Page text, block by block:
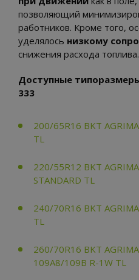
позволяющий
работников. Кроме того,
уделялось низкому
снижения расхода топлива.
Доступные
333
200/65R16 BKT
TL
220/55R12 BKT
STANDARD TL
240/70R16 BKT
TL
260/70R16 BKT
109A8/109B R-1W TL